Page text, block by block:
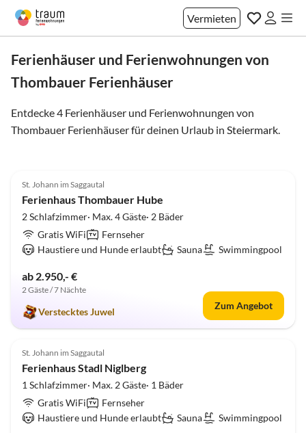
Vermieten
Ferienhäuser und Ferienwohnungen von
Thombauer Ferienhäuser
Entdecke 4 Ferienhäuser und Ferienwohnungen von
Thombauer Ferienhäuser für deinen Urlaub in Steiermark.
St. Johann im Saggautal
Ferienhaus Thombauer Hube
2 Schlafzimmer· Max. 4 Gäste· 2 Bäder
Gratis WiFi
Fernseher
Haustiere und Hunde erlaubt
Sauna Swimmingpool
ab 2.950,- €
2 Gäste / 7 Nächte
Verstecktes Juwel
Zum Angebot
4.9 (31)
St. Johann im Saggautal
Ferienhaus Stadl Niglberg
1 Schlafzimmer· Max. 2 Gäste· 1 Bäder
Gratis WiFi
Fernseher
Haustiere und Hunde erlaubt
Sauna Swimmingpool